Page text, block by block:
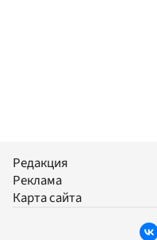
Редакция
Реклама
Карта сайта